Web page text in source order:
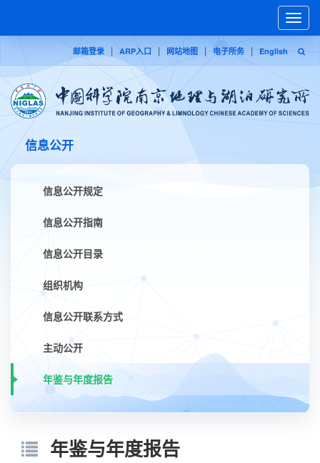
邮箱登录 | ARP入口 | 网站地图 | 电子所务 | English
Toggle
信息公开
信息公开规定
信息公开指南
信息公开目录
组织机构
信息公开联系方式
主动公开
年鉴与年度报告
年鉴与年度报告